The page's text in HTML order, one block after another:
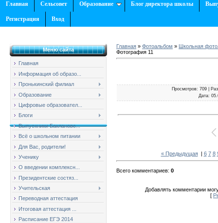
Главная Сельсовет Образование Блог директора школы
Регистрация Вход
Меню сайта
Главная
Информация об образо...
Пронькинский филиал
Образование
Цифровые образовател...
Блоги
Выпускники Баклановс...
Всё о школьном питании
Для Вас, родители!
Ученику
О введении комплексн...
Президентские состяз...
Учительская
Переводная аттестация
Итоговая аттестация ...
Расписание ЕГЭ 2014
Главная » Фотоальбом » Школьная
Фотография 11
Просмотров: 709 |
Дата:
« Предыдущая| 6 7 8
Всего комментариев: 0
Добавлять комментарии
[